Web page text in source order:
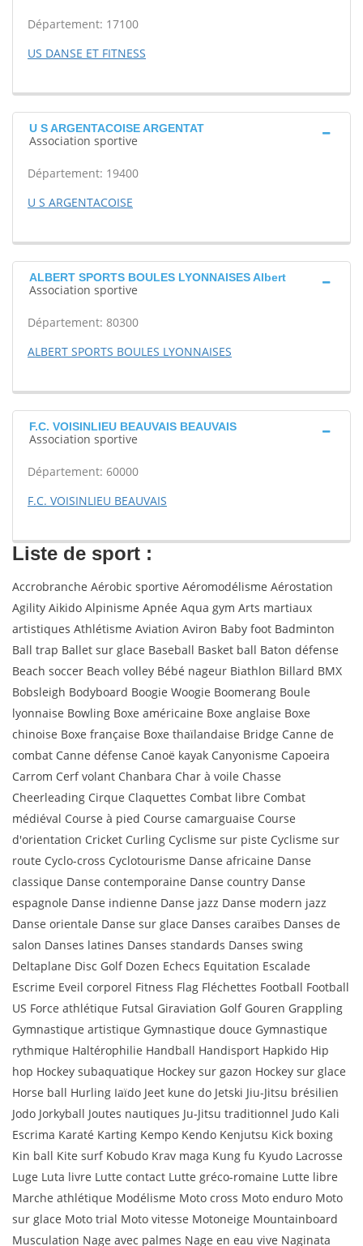
Département: 17100
US DANSE ET FITNESS
U S ARGENTACOISE ARGENTAT
Association sportive
Département: 19400
U S ARGENTACOISE
ALBERT SPORTS BOULES LYONNAISES Albert
Association sportive
Département: 80300
ALBERT SPORTS BOULES LYONNAISES
F.C. VOISINLIEU BEAUVAIS BEAUVAIS
Association sportive
Département: 60000
F.C. VOISINLIEU BEAUVAIS
Liste de sport :
Accrobranche Aérobic sportive Aéromodélisme Aérostation
Agility Aikido Alpinisme Apnée Aqua gym Arts martiaux
artistiques Athlétisme Aviation Aviron Baby foot Badminton
Ball trap Ballet sur glace Baseball Basket ball Baton défense
Beach soccer Beach volley Bébé nageur Biathlon Billard BMX
Bobsleigh Bodyboard Boogie Woogie Boomerang Boule
lyonnaise Bowling Boxe américaine Boxe anglaise Boxe
chinoise Boxe française Boxe thaïlandaise Bridge Canne de
combat Canne défense Canoë kayak Canyonisme Capoeira
Carrom Cerf volant Chanbara Char à voile Chasse
Cheerleading Cirque Claquettes Combat libre Combat
médiéval Course à pied Course camarguaise Course
d'orientation Cricket Curling Cyclisme sur piste Cyclisme sur
route Cyclo-cross Cyclotourisme Danse africaine Danse
classique Danse contemporaine Danse country Danse
espagnole Danse indienne Danse jazz Danse modern jazz
Danse orientale Danse sur glace Danses caraïbes Danses de
salon Danses latines Danses standards Danses swing
Deltaplane Disc Golf Dozen Echecs Equitation Escalade
Escrime Eveil corporel Fitness Flag Fléchettes Football Football
US Force athlétique Futsal Giraviation Golf Gouren Grappling
Gymnastique artistique Gymnastique douce Gymnastique
rythmique Haltérophilie Handball Handisport Hapkido Hip
hop Hockey subaquatique Hockey sur gazon Hockey sur glace
Horse ball Hurling Iaïdo Jeet kune do Jetski Jiu-Jitsu brésilien
Jodo Jorkyball Joutes nautiques Ju-Jitsu traditionnel Judo Kali
Escrima Karaté Karting Kempo Kendo Kenjutsu Kick boxing
Kin ball Kite surf Kobudo Krav maga Kung fu Kyudo Lacrosse
Luge Luta livre Lutte contact Lutte gréco-romaine Lutte libre
Marche athlétique Modélisme Moto cross Moto enduro Moto
sur glace Moto trial Moto vitesse Motoneige Mountainboard
Musculation Nage avec palmes Nage en eau vive Naginata